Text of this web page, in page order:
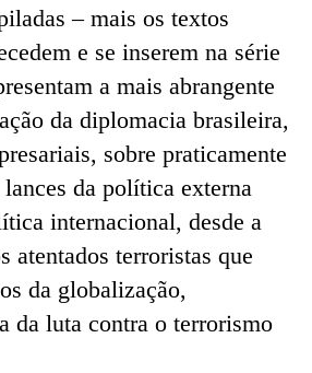
– mais os textos
e se inserem na série
a mais abrangente
da diplomacia brasileira,
sobre praticamente
da política externa
internacional, desde a
atentados terroristas que
da globalização,
da luta contra o terrorismo